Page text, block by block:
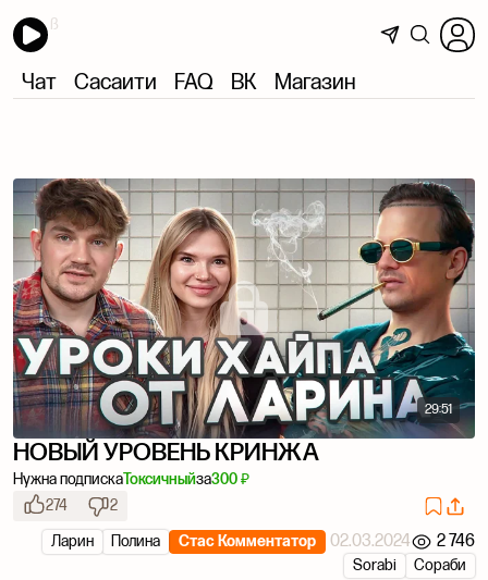
Чат Сасаити FAQ ВК Магазин
29:51
НОВЫЙ УРОВЕНЬ КРИНЖА
Нужна подпискаТоксичныйза300 ₽
274
2
Стас Комментатор
02.03.2024 2 746
Полина
Ларин
Сораби
Sorabi